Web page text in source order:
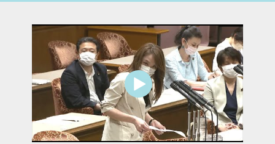
12月 2 10月 24
erikoimai0922 erikoimai0922